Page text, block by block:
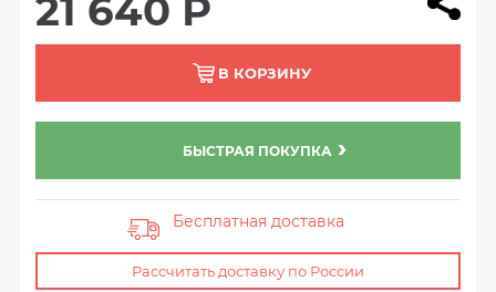
21 640 Р
В КОРЗИНУ
БЫСТРАЯ ПОКУПКА
Бесплатная доставка
Рассчитать доставку по России